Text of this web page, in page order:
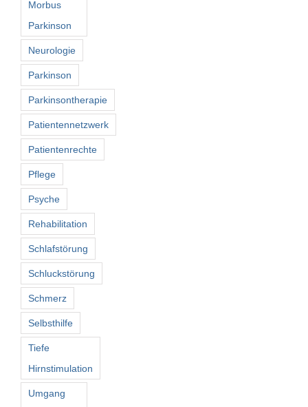
Morbus
Parkinson
Neurologie
Parkinson
Parkinsontherapie
Patientennetzwerk
Patientenrechte
Pflege
Psyche
Rehabilitation
Schlafstörung
Schluckstörung
Schmerz
Selbsthilfe
Tiefe
Hirnstimulation
Umgang